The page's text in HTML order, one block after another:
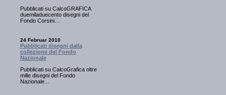
Pubblicati su CalcoGRAFICA
duemiladuecento disegni del
Fondo Corsini…
24 Februar 2010
Pubblicati disegni dalla
collezione del Fondo
Nazionale
Pubblicati su CalcoGrafica oltre
mille disegni del Fondo
Nazionale...